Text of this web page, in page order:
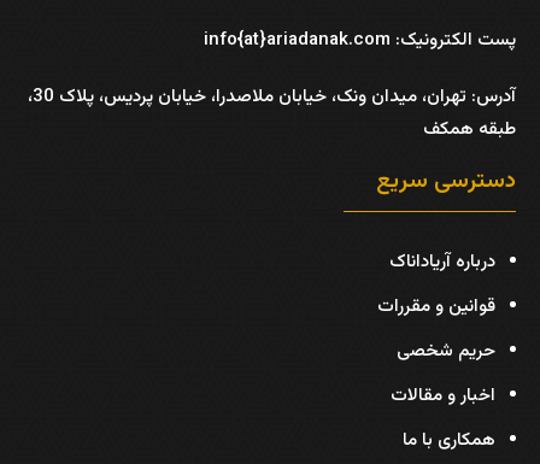
پست الکترونیک: info{at}ariadanak.com
آدرس:
تهران، میدان ونک، خیابان ملاصدرا، خیابان پردیس، پلاک 30،
طبقه همکف
دسترسی سریع
درباره آریاداناک
قوانین و مقررات
حریم شخصی
اخبار و مقالات
همکاری با ما